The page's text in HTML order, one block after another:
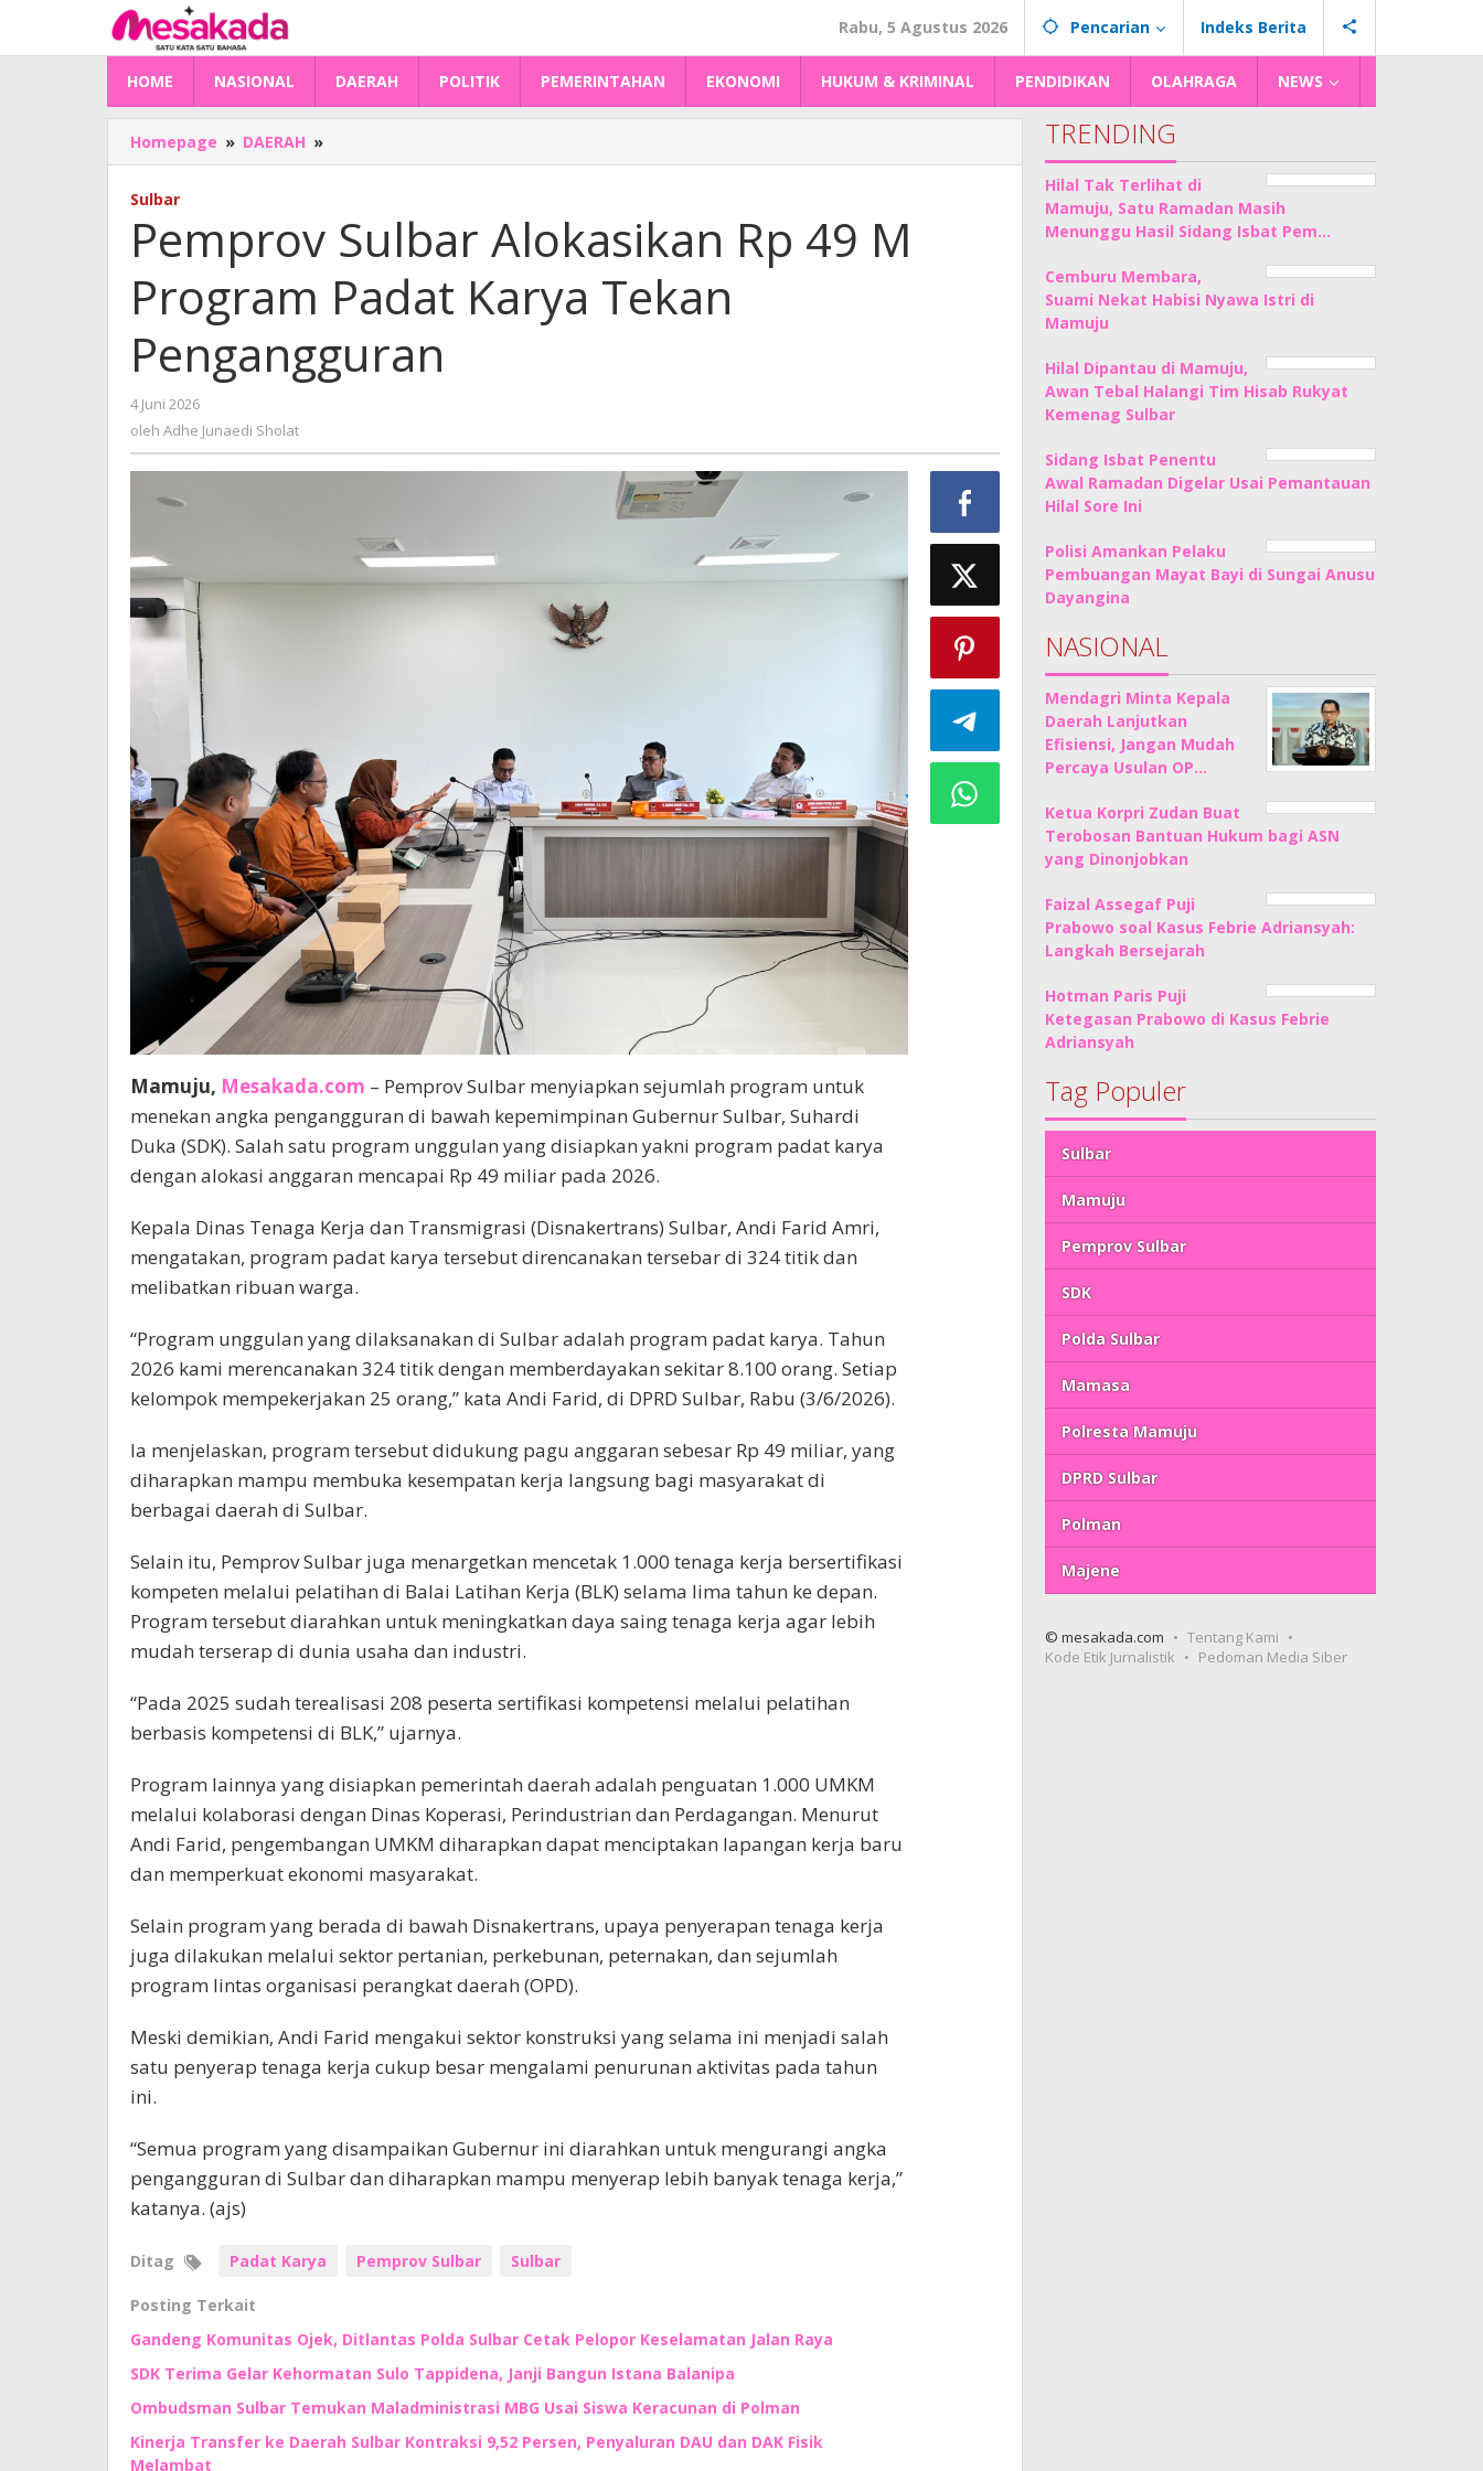
konten
Rabu, 5 Agustus 2026 Pencarian Indeks Berita
HOME NASIONAL DAERAH POLITIK PEMERINTAHAN EKONOMI HUKUM & KRIMINAL PENDIDIKAN OLAHRAGA NEWS
Homepage » DAERAH »
Sulbar
49
Program
Padat
Tekan
Pengangguran
Sulbar
Pemprov Sulbar Alokasikan Rp 49 M
Program Padat Karya Tekan
Pengangguran
4 Juni 2026
oleh Adhe Junaedi Sholat
Mamuju, Mesakada.com – Pemprov Sulbar menyiapkan sejumlah program untuk
menekan angka pengangguran di bawah kepemimpinan Gubernur Sulbar, Suhardi
Duka (SDK). Salah satu program unggulan yang disiapkan yakni program padat karya
dengan alokasi anggaran mencapai Rp 49 miliar pada 2026.
Kepala Dinas Tenaga Kerja dan Transmigrasi (Disnakertrans) Sulbar, Andi Farid Amri,
mengatakan, program padat karya tersebut direncanakan tersebar di 324 titik dan
melibatkan ribuan warga.
“Program unggulan yang dilaksanakan di Sulbar adalah program padat karya. Tahun
2026 kami merencanakan 324 titik dengan memberdayakan sekitar 8.100 orang. Setiap
kelompok mempekerjakan 25 orang,” kata Andi Farid, di DPRD Sulbar, Rabu (3/6/2026).
Ia menjelaskan, program tersebut didukung pagu anggaran sebesar Rp 49 miliar, yang
diharapkan mampu membuka kesempatan kerja langsung bagi masyarakat di
berbagai daerah di Sulbar.
Selain itu, Pemprov Sulbar juga menargetkan mencetak 1.000 tenaga kerja bersertifikasi
kompeten melalui pelatihan di Balai Latihan Kerja (BLK) selama lima tahun ke depan.
Program tersebut diarahkan untuk meningkatkan daya saing tenaga kerja agar lebih
mudah terserap di dunia usaha dan industri.
“Pada 2025 sudah terealisasi 208 peserta sertifikasi kompetensi melalui pelatihan
berbasis kompetensi di BLK,” ujarnya.
Program lainnya yang disiapkan pemerintah daerah adalah penguatan 1.000 UMKM
melalui kolaborasi dengan Dinas Koperasi, Perindustrian dan Perdagangan. Menurut
Andi Farid, pengembangan UMKM diharapkan dapat menciptakan lapangan kerja baru
dan memperkuat ekonomi masyarakat.
Selain program yang berada di bawah Disnakertrans, upaya penyerapan tenaga kerja
juga dilakukan melalui sektor pertanian, perkebunan, peternakan, dan sejumlah
program lintas organisasi perangkat daerah (OPD).
Meski demikian, Andi Farid mengakui sektor konstruksi yang selama ini menjadi salah
satu penyerap tenaga kerja cukup besar mengalami penurunan aktivitas pada tahun
ini.
“Semua program yang disampaikan Gubernur ini diarahkan untuk mengurangi angka
pengangguran di Sulbar dan diharapkan mampu menyerap lebih banyak tenaga kerja,”
katanya. (ajs)
Ditag Padat Karya Pemprov Sulbar Sulbar
Posting Terkait
Gandeng Komunitas Ojek, Ditlantas Polda Sulbar Cetak Pelopor Keselamatan Jalan Raya
SDK Terima Gelar Kehormatan Sulo Tappidena, Janji Bangun Istana Balanipa
Ombudsman Sulbar Temukan Maladministrasi MBG Usai Siswa Keracunan di Polman
Kinerja Transfer ke Daerah Sulbar Kontraksi 9,52 Persen, Penyaluran DAU dan DAK Fisik
Melambat
TRENDING
Hilal Tak Terlihat di
Mamuju, Satu Ramadan Masih
Menunggu Hasil Sidang Isbat Pem…
Cemburu Membara,
Suami Nekat Habisi Nyawa Istri di
Mamuju
Hilal Dipantau di Mamuju,
Awan Tebal Halangi Tim Hisab Rukyat
Kemenag Sulbar
Sidang Isbat Penentu
Awal Ramadan Digelar Usai Pemantauan
Hilal Sore Ini
Polisi Amankan Pelaku
Pembuangan Mayat Bayi di Sungai Anusu
Dayangina
NASIONAL
Mendagri Minta Kepala
Daerah Lanjutkan
Efisiensi, Jangan Mudah
Percaya Usulan OP…
Ketua Korpri Zudan Buat
Terobosan Bantuan Hukum bagi ASN
yang Dinonjobkan
Faizal Assegaf Puji
Prabowo soal Kasus Febrie Adriansyah:
Langkah Bersejarah
Hotman Paris Puji
Ketegasan Prabowo di Kasus Febrie
Adriansyah
Tag Populer
Sulbar
Mamuju
Pemprov Sulbar
SDK
Polda Sulbar
Mamasa
Polresta Mamuju
DPRD Sulbar
Polman
Majene
© mesakada.com
Tentang Kami
Kode Etik Jurnalistik
Pedoman Media Siber